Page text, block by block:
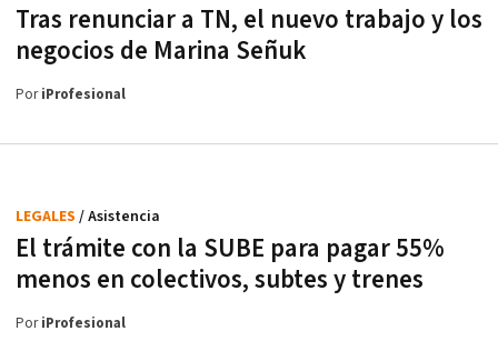
Tras renunciar a TN, el nuevo trabajo y los
negocios de Marina Señuk
PoriProfesional
El trámite con la SUBE para pagar 55%
menos en colectivos, subtes y trenes
LEGALES / Asistencia
PoriProfesional